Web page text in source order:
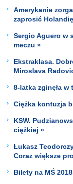
Amerykanie
zaprosić
Sergio Aguero w
meczu »
Ekstraklasa.
Miroslava
8-latka zginęła
Ciężka kontuzja
KSW.
ciężkiej »
Łukasz
Coraz większe
Bilety na MŚ